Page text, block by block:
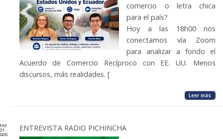
comercio o letra chica
para el país?
Hoy a las 18h00 nos
conectamos vía Zoom
para analizar a fondo el
Acuerdo de Comercio Recíproco con EE. UU. Menos
discursos, más realidades. [
Leer más
21 ENTREVISTA RADIO PICHINCHA